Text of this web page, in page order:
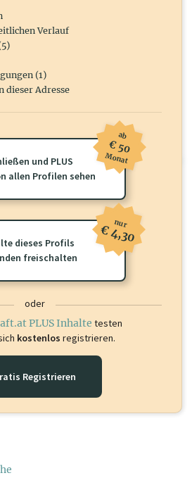
wirtschaft.at PLUS Inhalte
können. Schalten Sie dieses Profil frei
diese Inhalte zu sehen.
Verlauf
(1)
dieser Adresse
und PLUS
allen Profilen sehen
ab
€ 50
Monat
dieses Profils
freischalten
nur
€ 4,30
oder
PLUS Inhalte testen
kostenlos registrieren.
Registrieren